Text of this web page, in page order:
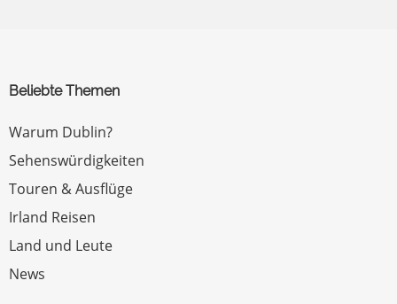
Beliebte Themen
Warum Dublin?
Sehenswürdigkeiten
Touren & Ausflüge
Irland Reisen
Land und Leute
News